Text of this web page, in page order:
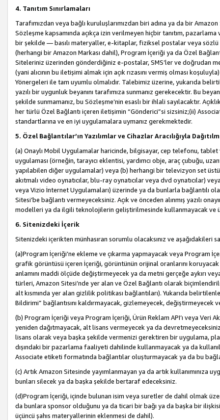
4. Tanıtım Sınırlamaları
Tarafımızdan veya bağlı kuruluşlarımızdan biri adına ya da bir
Sözleşme kapsamında açıkça izin verilmeyen hiçbir tanıtım,
bir şekilde — basılı materyaller, e-kitaplar, fiziksel postalar veya sözlü
(herhangi bir Amazon Markası dahil), Program İçeriği ya da Özel
Siteleriniz üzerinden gönderdiğiniz e-postalar, SMS’ler ve doğrudan
(yani alıcının bu iletişimi almak için açık rızasını vermiş olması
Yönergeleri ile tam uyumlu olmalıdır. Talebimiz üzerine, yukarıda
yazılı bir uygunluk beyanını tarafımıza sunmanız gerekecektir. Bu
şekilde sunmamanız, bu Sözleşme’nin esaslı bir ihlali sayılacaktır.
her türlü Özel Bağlantı içeren iletişimin “Gönderici”si sizsiniz;(ii)
standartlarına ve en iyi uygulamalara uymanız gerekmektedir.
5. Özel Bağlantılar’ın Yazılımlar ve Cihazlar Aracılığıyla
(a) Onaylı Mobil Uygulamalar haricinde, bilgisayar, cep telefonu,
uygulaması (örneğin, tarayıcı eklentisi, yardımcı obje, araç çubuğu,
yapılabilen diğer uygulamalar) veya (b) herhangi bir televizyon set
akıtmalı video oynatıcılar, blu-ray oynatıcılar veya dvd oynatıcılar)
veya Vizio İnternet Uygulamaları) üzerinde ya da bunlarla bağlantılı
Sitesi’be bağlantı vermeyeceksiniz. Açık ve önceden alınmış yazılı
modelleri ya da ilgili teknolojilerin geliştirilmesinde kullanmayacak ve
6. Sitenizdeki İçerik
Sitenizdeki içerikten münhasıran sorumlu olacaksınız ve aşağıdakileri
(a)Program İçeriği’ne ekleme ve çıkarma yapmayacak veya Program
grafik görüntüsü içeren İçeriği, görüntünün orijinal oranlarını
anlamını maddi ölçüde değiştirmeyecek ya da metni gerçeğe aykırı
türleri, Amazon Sitesi’nde yer alan ve Özel Bağlantı olarak
alt kısmında yer alan gizlilik politikası bağlantıları). Yukarıda
Bildirimi” bağlantısını kaldırmayacak, gizlemeyecek,
(b) Program İçeriği veya Program İçeriği, Ürün Reklam API’ı veya Veri
yeniden dağıtmayacak, alt lisans vermeyecek ya da
lisans olarak veya başka şekilde vermenizi gerektiren bir uygulama,
dışındaki bir pazarlama faaliyeti dahilinde kullanmayacak ya da
Associate etiketi formatında bağlantılar oluşturmayacak ya da bu
(c) Artık Amazon Sitesinde yayımlanmayan ya da artık kullanımınıza
bunları silecek ya da başka şekilde bertaraf edeceksiniz.
(d)Program İçeriği, içinde bulunan isim veya suretler de dahil olmak
da bunlara sponsor olduğunu ya da ticari bir bağı ya da başka bir
üçüncü şahıs materyallerinin eklenmesi de dahil).